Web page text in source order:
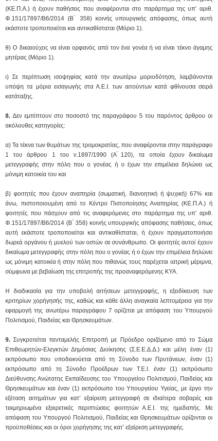
(ΚΕ.Π.Α.) ή έχουν παθήσεις που αναφέρονται στο παράρτημα της υπ’ αριθ.
Φ.151/17897/Β6/2014 (Β ́ 358) κοινής υπουργικής απόφασης, όπως αυτή
εκάστοτε τροποποιείται και αντικαθίσταται (Μόριο 1).
θ) Ο δικαιούχος να είναι ορφανός από τον ένα γονέα ή να είναι τέκνο άγαμης
μητέρας (Μόριο 1).
ι) Σε περίπτωση ισοψηφίας κατά την ανωτέρω μοριοδότηση, λαμβάνονται
υπόψη τα μόρια εισαγωγής στα Α.Ε.Ι. των αιτούντων κατά φθίνουσα σειρά
κατάταξης.
8. Δεν εμπίπτουν στο ποσοστό της παραγράφου 5 του παρόντος άρθρου οι
ακόλουθες κατηγορίες:
α) Τα τέκνα των θυμάτων της τρομοκρατίας, που αναφέρονται στην παράγραφο
1 του άρθρου 1 του ν.1897/1990 (Α ́120), τα οποία έχουν δικαίωμα
μετεγγραφής στην πόλη που ο γονέας ή ο έχων την επιμέλεια δηλώνει ως
μόνιμη κατοικία του και
β) φοιτητές που έχουν αναπηρία (σωματική, διανοητική ή ψυχική) 67% και
άνω, πιστοποιουμένη από το Κέντρο Πιστοποίησης Αναπηρίας (ΚΕ.Π.Α.) ή
φοιτητές που πάσχουν από τις αναφερόμενες στο παράρτημα της υπ’ αριθ.
Φ.151/17897/Β6/2014 (Β ́ 358) κοινής υπουργικής απόφασης παθήσεις, όπως
αυτή εκάστοτε τροποποιείται και αντικαθίσταται, ή έχουν πραγματοποιήσει
δωρεά οργάνου ή μυελού των οστών σε συνάνθρωπο. Οι φοιτητές αυτοί έχουν
δικαίωμα μετεγγραφής στην πόλη που ο γονέας ή ο έχων την επιμέλεια δηλώνει
ως μόνιμη κατοικία ή στην πόλη που πιθανώς τους παρέχεται ιατρική μέριμνα,
σύμφωνα με βεβαίωση της επιτροπής της προαναφερόμενης ΚΥΑ.
Η διαδικασία για την υποβολή αιτήσεων μετεγγραφής, η εξειδίκευση των
κριτηρίων χορήγησής της, καθώς και κάθε άλλη αναγκαία λεπτομέρεια για την
εφαρμογή της ανωτέρω παραγράφου 7 ορίζεται με απόφαση του Υπουργού
Πολιτισμού, Παιδείας και Θρησκευμάτων.
9.Συγκροτείται πενταμελής Επιτροπή με Πρόεδρο οριζόμενο από το Σώμα
Επιθεωρητών-Ελεγκτών Δημόσιας Διοίκησης (Σ.Ε.Ε.Δ.Δ.) και μέλη έναν (1)
εκπρόσωπο που υποδεικνύεται από τη Σύνοδο των Πρυτάνεων, έναν (1)
εκπρόσωπο από τη Σύνοδο Προέδρων των Τ.Ε.Ι. έναν (1) εκπρόσωπο
Διεύθυνσης Ανώτατης Εκπαίδευσης του Υπουργείου Πολιτισμού, Παιδείας και
Θρησκευμάτων και έναν (1) εκπρόσωπο του Υπουργείου Υγείας, με έργο την
εξέταση αιτημάτων για κατ’ εξαίρεση μετεγγραφή σε ιδιαίτερα σοβαρές και
τεκμηριωμένα εξαιρετικές περιπτώσεις φοιτητών Α.Ε.Ι. της ημεδαπής. Με
απόφαση του Υπουργού Πολιτισμού, Παιδείας και Θρησκευμάτων ορίζονται οι
προϋποθέσεις και οι όροι χορήγησης της κατ’ εξαίρεση μετεγγραφής.